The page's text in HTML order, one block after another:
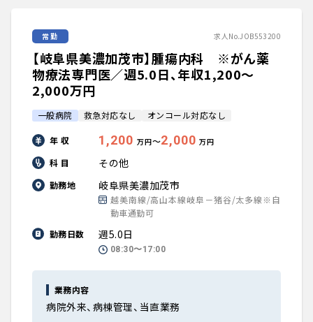
常勤 求人No.JOB553200
【岐阜県美濃加茂市】腫瘍内科 ※がん薬
物療法専門医／週5.0日、年収1,200〜
2,000万円
一般病院 救急対応なし オンコール対応なし
年 収 1,200 万円〜2,000 万円
科 目 その他
勤務地 岐阜県美濃加茂市
越美南線/高山本線岐阜－猪谷/太多線※自
動車通勤可
勤務日数
週5.0日
08:30〜17:00
業務内容
病院外来、病棟管理、当直業務